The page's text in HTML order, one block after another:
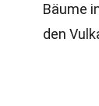
Bäume
den